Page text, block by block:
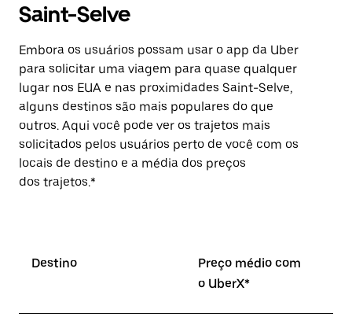
Saint-Selve
Embora os usuários possam usar o app da Uber
para solicitar uma viagem para quase qualquer
lugar nos EUA e nas proximidades Saint-Selve,
alguns destinos são mais populares do que
outros. Aqui você pode ver os trajetos mais
solicitados pelos usuários perto de você com os
locais de destino e a média dos preços
dos trajetos.*
Destino
Preço médio com
o UberX*